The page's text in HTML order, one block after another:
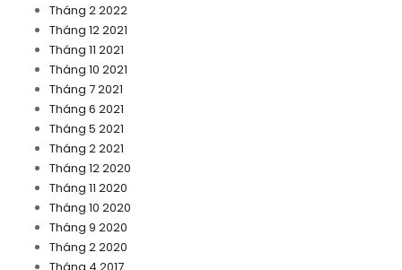
Tháng 2 2022
Tháng 12 2021
Tháng 11 2021
Tháng 10 2021
Tháng 7 2021
Tháng 6 2021
Tháng 5 2021
Tháng 2 2021
Tháng 12 2020
Tháng 11 2020
Tháng 10 2020
Tháng 9 2020
Tháng 2 2020
Tháng 4 2017